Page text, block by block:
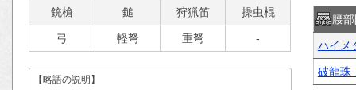
銃槍 鎚 狩猟笛 操虫棍
弓 軽弩 重弩 -
【略語の説明】
腰
ハイメ
破龍珠